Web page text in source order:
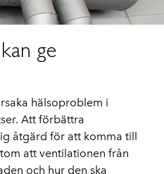
ge
hälsoproblem i
Att förbättra
åtgärd för att komma till
att ventilationen från
och hur den ska